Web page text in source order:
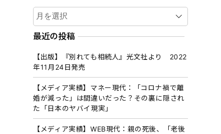
ア
ー
カ
ブ
最近の投稿
【出版】『別れても相続人』光文社より 2022
年11月24日発売
【メディア実績】マネー現代：「コロナ禍で離
婚が減った」は間違いだった？その裏に隠され
た「日本のヤバイ現実」
【メディア実績】WEB現代：親の死後、「老後